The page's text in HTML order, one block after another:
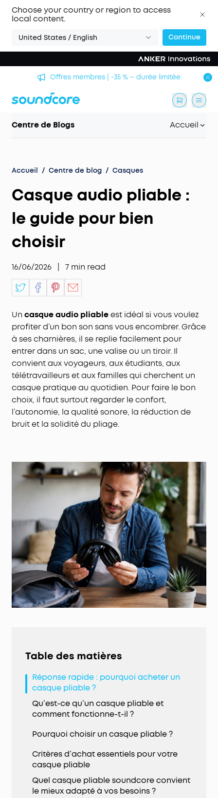
Choose your country or region to access
local content.
United States / English Continue
Offres membres | -35 % – durée limitée.
Centre de Blogs Accueil
Accueil / Centre de blog / Casques
Casque audio pliable :
le guide pour bien
choisir
16/06/2026 7 min read
Un casque audio pliableest idéal si vous voulez
profiter d’un bon son sans vous encombrer. Grâce
à ses charnières, il se replie facilement pour
entrer dans un sac, une valise ou un tiroir. Il
convient aux voyageurs, aux étudiants, aux
télétravailleurs et aux familles qui cherchent un
casque pratique au quotidien. Pour faire le bon
choix, il faut surtout regarder le confort,
l’autonomie, la qualité sonore, la réduction de
bruit et la solidité du pliage.
Table des matières
Réponse rapide : pourquoi acheter un
casque pliable ?
Qu’est-ce qu’un casque pliable et
comment fonctionne-t-il ?
Pourquoi choisir un casque pliable ?
Critères d’achat essentiels pour votre
casque pliable
Quel casque pliable soundcore convient
le mieux adapté à vos besoins ?